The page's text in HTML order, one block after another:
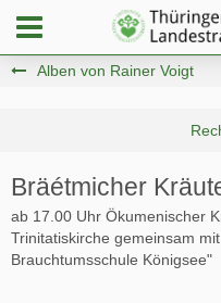
Alben von Rainer Voigt
Bräétmicher
ab 17.00 Uhr Ökumenischer
Trinitatiskirche gemeinsam
Brauchtumsschule Königsee"